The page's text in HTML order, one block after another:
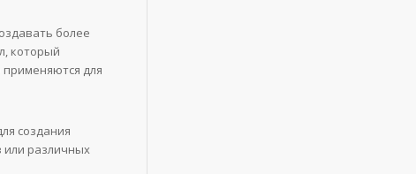
более
который
применяются для
создания
или различных